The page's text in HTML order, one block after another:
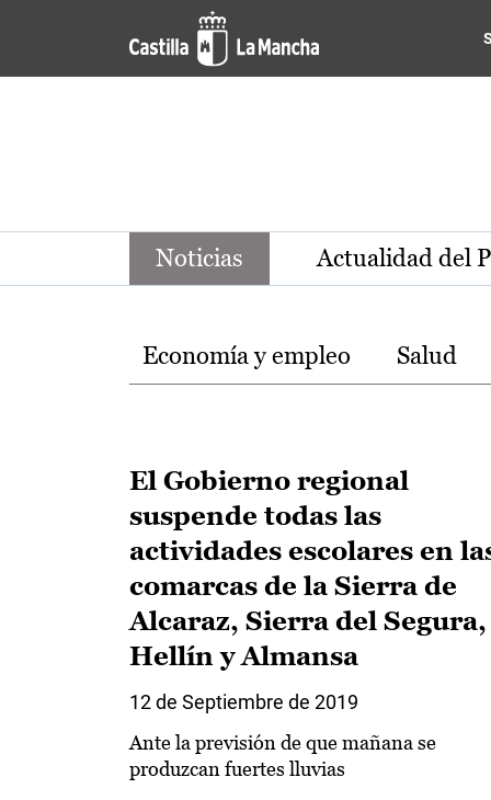
Pasar al contenido principal
Noticias de la región de
Noticias Actualidad del
Temas
Economía y empleo Salud
El Gobierno regional
suspende todas las
actividades escolares en
comarcas de la Sierra de
Alcaraz, Sierra del Segura,
Hellín y Almansa
12 de Septiembre de 2019
Ante la previsión de que mañana se
produzcan fuertes lluvias